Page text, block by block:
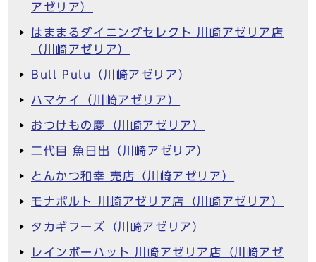
アゼリア）
はままるダイニングセレクト 川崎アゼリア店
（川崎アゼリア）
Bull Pulu（川崎アゼリア）
ハマケイ（川崎アゼリア）
おつけもの慶（川崎アゼリア）
二代目 魚日出（川崎アゼリア）
とんかつ和幸 売店（川崎アゼリア）
モナポルト 川崎アゼリア店（川崎アゼリア）
タカギフーズ（川崎アゼリア）
レインボーハット 川崎アゼリア店（川崎アゼ